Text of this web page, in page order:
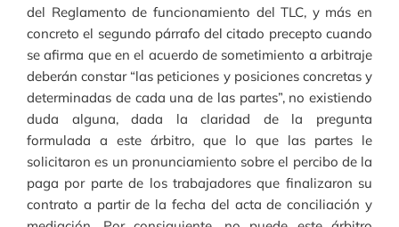
del Reglamento de funcionamiento del TLC, y más en
concreto el segundo párrafo del citado precepto cuando
se afirma que en el acuerdo de sometimiento a arbitraje
deberán constar “las peticiones y posiciones concretas y
determinadas de cada una de las partes”, no existiendo
duda alguna, dada la claridad de la pregunta
formulada a este árbitro, que lo que las partes le
solicitaron es un pronunciamiento sobre el percibo de la
paga por parte de los trabajadores que finalizaron su
contrato a partir de la fecha del acta de conciliación y